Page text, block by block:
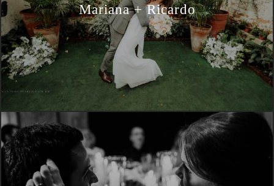
Mariana + Ricardo